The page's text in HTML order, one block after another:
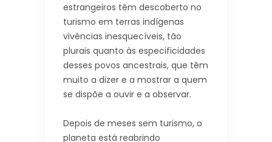
estrangeiros têm descoberto no
turismo em terras indígenas
vivências inesquecíveis, tão
plurais quanto às especificidades
desses povos ancestrais, que têm
muito a dizer e a mostrar a quem
se dispõe a ouvir e a observar.
Depois de meses sem turismo, o
planeta está reabrindo